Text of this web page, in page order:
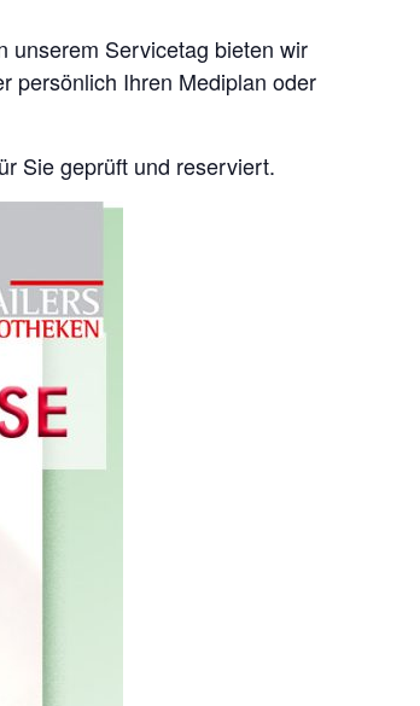
unserem Servicetag bieten wir
persönlich Ihren Mediplan oder
Sie geprüft und reserviert.